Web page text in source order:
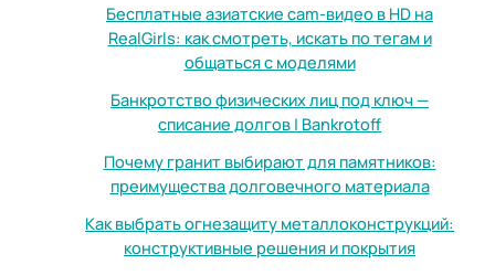
Бесплатные азиатские cam-видео в HD на
RealGirls: как смотреть, искать по тегам и
общаться с моделями
Банкротство физических лиц под ключ —
списание долгов | Bankrotoff
Почему гранит выбирают для памятников:
преимущества долговечного материала
Как выбрать огнезащиту металлоконструкций:
конструктивные решения и покрытия